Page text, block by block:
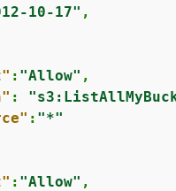
10-17" ,
: "Allow" ,
:
: "*"
: "Allow" ,